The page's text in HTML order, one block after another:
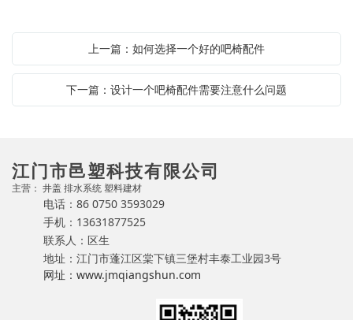
上一篇：如何选择一个好的吧椅配件
下一篇：设计一个吧椅配件需要注意什么问题
江门市邑塑科技有限公司
主营： 井盖 排水系统 塑料建材
电话：86 0750 3593029
手机：13631877525
联系人：区生
地址：江门市蓬江区棠下镇三堡村丰泰工业园3号
网址：www.jmqiangshun.com